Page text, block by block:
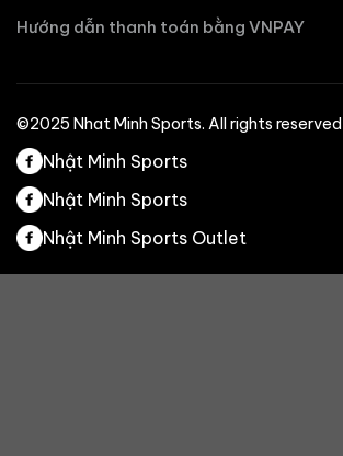
Hướng dẫn thanh toán bằng VNPAY
©2025 Nhat Minh Sports. All rights reserved
Nhật Minh Sports
Nhật Minh Sports
Nhật Minh Sports Outlet